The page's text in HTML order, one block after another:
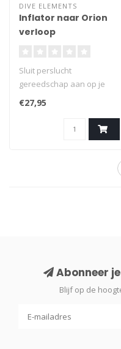
DIVE ELEMENTS
Inflator naar Orion
verloop
Sluit perslucht
gereedschap aan op je
inflator slang. Standaard
Orion aansluiting.
€27,95
Abonneer
Blijf op de